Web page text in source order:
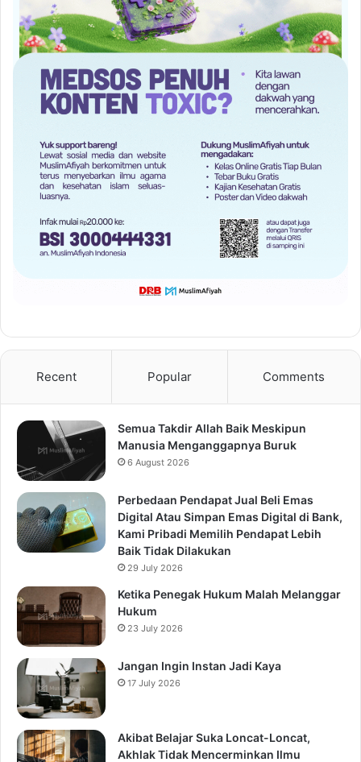
Recent Popular Comments
Semua Takdir Allah Baik Meskipun
Manusia Menganggapnya Buruk
6 August 2026
Perbedaan Pendapat Jual Beli Emas
Digital Atau Simpan Emas Digital di Bank,
Kami Pribadi Memilih Pendapat Lebih
Baik Tidak Dilakukan
29 July 2026
Ketika Penegak Hukum Malah Melanggar
Hukum
23 July 2026
Jangan Ingin Instan Jadi Kaya
17 July 2026
Akibat Belajar Suka Loncat-Loncat,
Akhlak Tidak Mencerminkan Ilmu